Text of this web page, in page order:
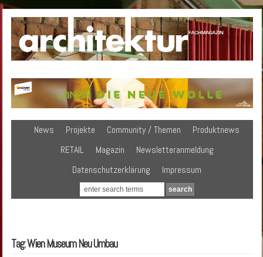
News Projekte Community / Themen
Produktnews
RETAIL
Magazin
Newsletteranmeldung
Datenschutzerklärung
Impressum
Tag: Wien Museum Neu Umbau